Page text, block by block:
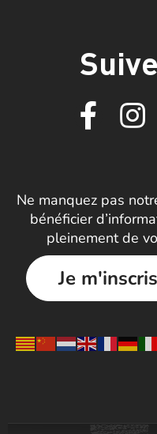
Ne manquez pas
bénéficier
pleinement de
Je